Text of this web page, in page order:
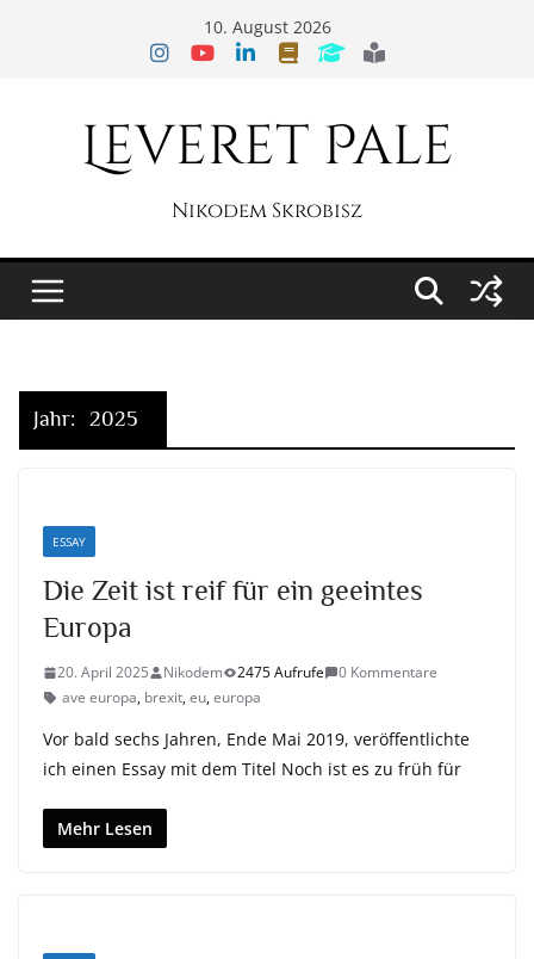
10. August 2026
Leveret Pale
Nikodem Skrobisz
Jahr: 2025
ESSAY
Die Zeit ist reif für ein geeintes
Europa
20. April 2025 Nikodem 2475 Aufrufe
0 Kommentare
ave europa, brexit,eu,europa
Vor bald sechs Jahren, Ende Mai 2019, veröffentlichte
ich einen Essay mit dem Titel Noch ist es zu früh für
Mehr Lesen